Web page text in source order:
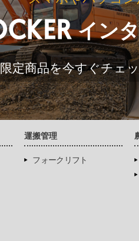
イン
定商品を今すぐチェッ
運搬管理
フォークリフト